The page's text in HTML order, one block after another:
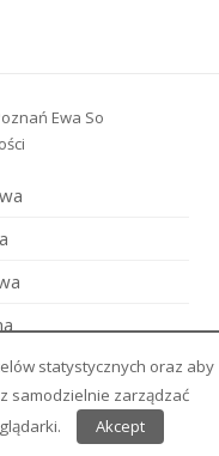
Ewa So
statystycznych oraz aby
samodzielnie zarządzać
Akcept